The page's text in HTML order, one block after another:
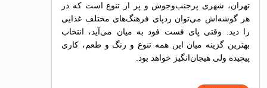
تهران، شهری پرجنب‌وجوش و پر از تنوع است که در
هر گوشه‌اش می‌توان ردپای فرهنگ‌های مختلف غذایی
را دید. وقتی پای فست فود به میان می‌آید، انتخاب
بهترین گزینه میان این همه تنوع و رنگ و طعم، کاری
پیچیده ولی هیجان‌انگیز خواهد بود.